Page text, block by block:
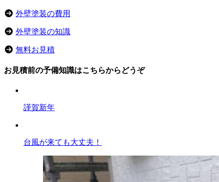
外壁塗装の費用
外壁塗装の知識
無料お見積
お見積前の予備知識はこちらからどうぞ
謹賀新年
台風が来ても大丈夫！